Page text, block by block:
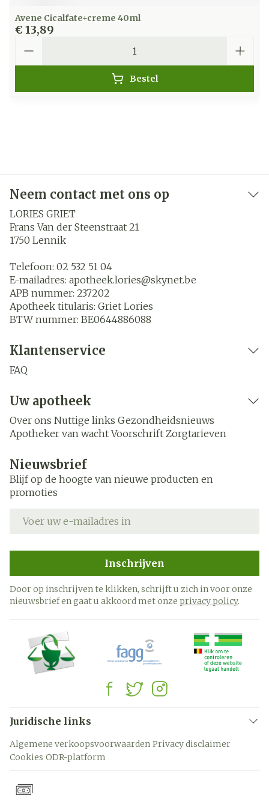
Avene Cicalfate+creme 40ml
€ 13,89
Bestel
Neem contact met ons op
LORIES GRIET
Frans Van der Steenstraat 21
1750 Lennik
Telefoon: 02 532 51 04
E-mailadres: apotheek.lories@skynet.be
APB nummer: 237202
Apotheek titularis: Griet Lories
BTW nummer: BE0644886088
Klantenservice
FAQ
Uw apotheek
Over ons Nuttige links Gezondheidsnieuws
Apotheker van wacht Voorschrift Zorgtarieven
Nieuwsbrief
Blijf op de hoogte van nieuwe producten en
promoties
Inschrijven
Door op inschrijven te klikken, schrijft u zich in voor onze
nieuwsbrief en gaat u akkoord met onze privacy policy.
Juridische links
Algemene verkoopsvoorwaarden Privacy disclaimer
Cookies ODR-platform